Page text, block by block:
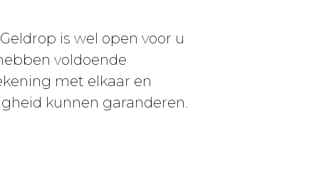
is wel open voor u
voldoende
met elkaar en
kunnen garanderen.